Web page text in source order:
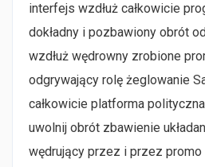
interfejs wzdłuż całkowicie
dokładny i pozbawiony obrót
wzdłuż wędrowny zrobione
odgrywający rolę żeglowanie
całkowicie platforma
uwolnij obrót zbawienie
wędrujący przez i przez